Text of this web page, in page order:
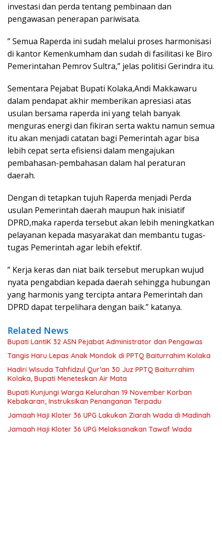
investasi dan perda tentang pembinaan dan
pengawasan penerapan pariwisata.
” Semua Raperda ini sudah melalui proses harmonisasi
di kantor Kemenkumham dan sudah di fasilitasi ke Biro
Pemerintahan Pemrov Sultra,” jelas politisi Gerindra itu.
Sementara Pejabat Bupati Kolaka,Andi Makkawaru
dalam pendapat akhir memberikan apresiasi atas
usulan bersama raperda ini yang telah banyak
menguras energi dan fikiran serta waktu namun semua
itu akan menjadi catatan bagi Pemerintah agar bisa
lebih cepat serta efisiensi dalam mengajukan
pembahasan-pembahasan dalam hal peraturan
daerah.
Dengan di tetapkan tujuh Raperda menjadi Perda
usulan Pemerintah daerah maupun hak inisiatif
DPRD,maka raperda tersebut akan lebih meningkatkan
pelayanan kepada masyarakat dan membantu tugas-
tugas Pemerintah agar lebih efektif.
” Kerja keras dan niat baik tersebut merupkan wujud
nyata pengabdian kepada daerah sehingga hubungan
yang harmonis yang tercipta antara Pemerintah dan
DPRD dapat terpelihara dengan baik.” katanya.
Related News
Bupati LantiK 32 ASN Pejabat Administrator dan Pengawas
Tangis Haru Lepas Anak Mondok di PPTQ Baiturrahim Kolaka
Hadiri Wisuda Tahfidzul Qur’an 30 Juz PPTQ Baiturrahim
Kolaka, Bupati Meneteskan Air Mata
Bupati Kunjungi Warga Kelurahan 19 November Korban
Kebakaran; Instruksikan Penanganan Terpadu
Jamaah Haji Kloter 36 UPG Lakukan Ziarah Wada di Madinah
Jamaah Haji Kloter 36 UPG Melaksanakan Tawaf Wada